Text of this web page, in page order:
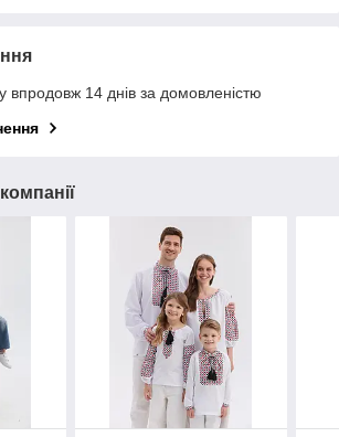
впродовж 14 днів за домовленістю